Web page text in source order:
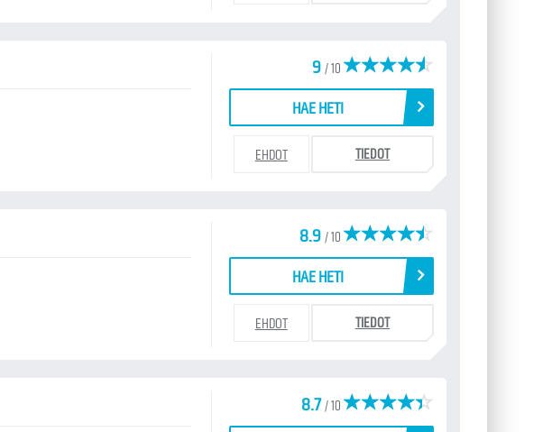
9/ 10
HAE HETI
EHDOT TIEDOT
8.9/ 10
HAE HETI
EHDOT TIEDOT
8.7/ 10